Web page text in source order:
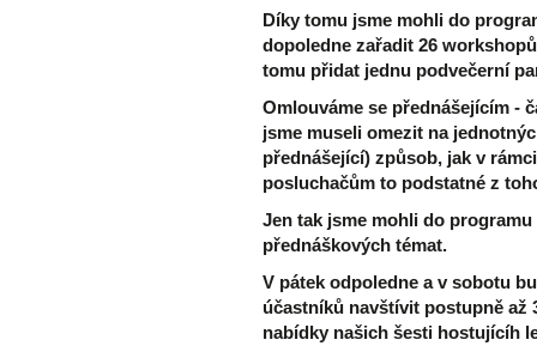
Díky tomu jsme mohli do
dopoledne zařadit 26
tomu přidat jednu podvečerní
Omlouváme se přednášejícím -
jsme museli omezit na
přednášející) způsob, jak v
posluchačům to podstatné z
Jen tak jsme mohli do
přednáškových témat.
V pátek odpoledne a v sobotu
účastníků navštívit postupně
nabídky našich šesti hostujícíh